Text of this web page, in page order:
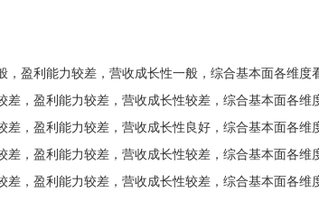
利能力较差，营收成长性一般，综合基本面各维度
盈利能力较差，营收成长性较差，综合基本面各维
盈利能力较差，营收成长性良好，综合基本面各维
盈利能力较差，营收成长性较差，综合基本面各维
盈利能力较差，营收成长性较差，综合基本面各维